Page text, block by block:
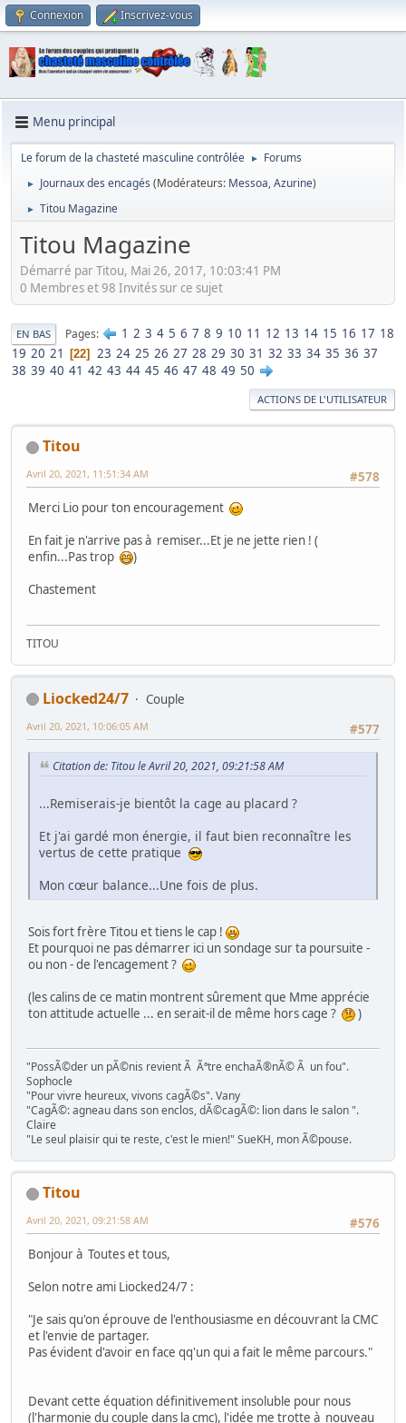
Connexion Inscrivez-vous
Menu principal
Le forum de la chasteté masculine contrôlée ► Forums
► Journaux des encagés (Modérateurs: Messoa,Azurine)
► Titou Magazine
Titou Magazine
Démarré par Titou, Mai 26, 2017, 10:03:41 PM
0 Membres et 98 Invités sur ce sujet
EN BAS Pages 1 2 3 4 5 6 7 8 9 10 11 12 13 14 15 16 17 18
19 20 21 22 23 24 25 26 27 28 29 30 31 32 33 34 35 36 37
38 39 40 41 42 43 44 45 46 47 48 49 50
ACTIONS DE L'UTILISATEUR
Titou
#578
Avril 20, 2021, 11:51:34 AM
Merci Lio pour ton encouragement
En fait je n'arrive pas à remiser...Et je ne jette rien ! (
enfin...Pas trop
)
Chastement
TITOU
Liocked24/7
Couple
#577
Avril 20, 2021, 10:06:05 AM
Citation de: Titou le Avril 20, 2021, 09:21:58 AM
...Remiserais-je bientôt la cage au placard ?
Et j'ai gardé mon énergie, il faut bien reconnaître les
vertus de cette pratique
Mon cœur balance...Une fois de plus.
Sois fort frère Titou et tiens le cap !
Et pourquoi ne pas démarrer ici un sondage sur ta poursuite -
ou non - de l'encagement ?
(les calins de ce matin montrent sûrement que Mme apprécie
ton attitude actuelle ... en serait-il de même hors cage ?
)
"PossÃ©der un pÃ©nis revient Ã Ãªtre enchaÃ®nÃ© Ã un fou".
Sophocle
"Pour vivre heureux, vivons cagÃ©s". Vany
"CagÃ©: agneau dans son enclos, dÃ©cagÃ©: lion dans le salon ".
Claire
"Le seul plaisir qui te reste, c'est le mien!" SueKH, mon Ã©pouse.
Titou
#576
Avril 20, 2021, 09:21:58 AM
Bonjour à Toutes et tous,
Selon notre ami Liocked24/7 :
"Je sais qu'on éprouve de l'enthousiasme en découvrant la CMC
et l'envie de partager.
Pas évident d'avoir en face qq'un qui a fait le même parcours."
Devant cette équation définitivement insoluble pour nous
(l'harmonie du couple dans la cmc), l'idée me trotte à nouveau